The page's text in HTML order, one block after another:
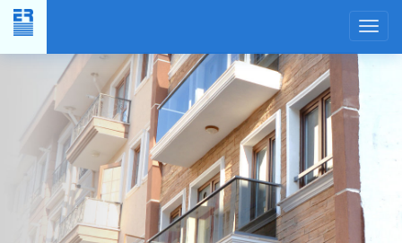
Yer
Planı